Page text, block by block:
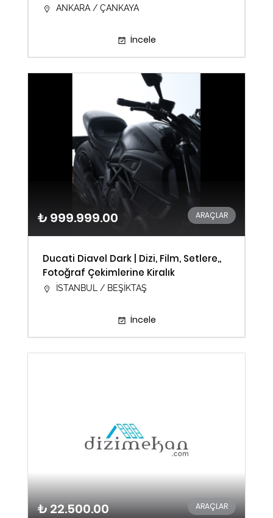
ANKARA / ÇANKAYA
İncele
₺ 999.999.00 ARAÇLAR
Ducati Diavel Dark | Dizi, Film, Setlere,,
Fotoğraf Çekimlerine Kiralık
İSTANBUL / BEŞİKTAŞ
İncele
₺ 22.500.00 ARAÇLAR